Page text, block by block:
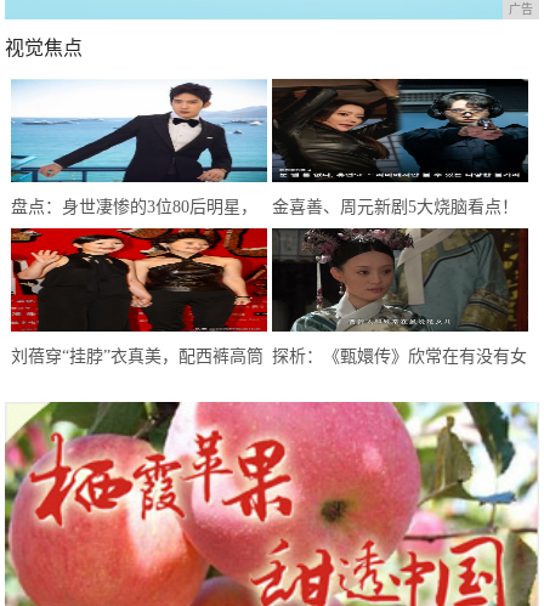
广告
视觉焦点
盘点：身世凄惨的3位80后明星，
个个在逆境中闪闪发光
金喜善、周元新剧5大烧脑看点！
被封2020最精彩的穿越韩剧
刘蓓穿“挂脖”衣真美，配西裤高筒 探析：《甄嬛传》欣常在有没有女